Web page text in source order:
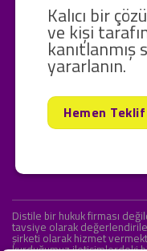
Kalıcı bir
ve kişi
kanıtlanmış
yararlanın.
Hemen Teklif
Distile bir hukuk firması
tavsiye olarak
şirketi olarak hizmet